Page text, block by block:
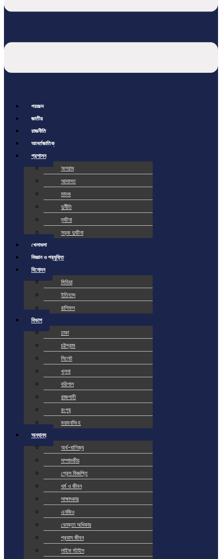
প্রচ্ছদ
জাতীয়
রাজনীতি
আর্ন্তজাতিক
প্রশাসন
অপরাধ
আদালত
মাদক
দুর্নীতি
দূর্ঘটনা
সড়ক দুর্ঘটনা
খেলাধুলা
বিজ্ঞান ও প্রযুক্তি
বিনোদন
মিডিয়া
ইতিহাস
রাশিফল
বিভাগ
ঢাকা
চট্টগ্রাম
সিলেট
খুলনা
বরিশাল
রাজশাহী
রংপুর
ময়মনসিংহ
অন্যান্য
অর্থ-বাণিজ্য
সম্পাদকীয়
প্রেস বিজ্ঞপ্তি
ধর্ম ও জীবন
সাক্ষাৎকার
এনজিও
ভোক্তা অধিকার
প্রবাস জীবন
লাইফ স্টাইল